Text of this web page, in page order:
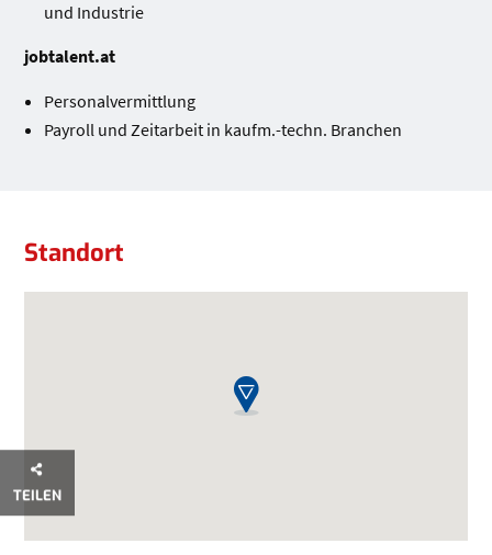
und Industrie
jobtalent.at
Personalvermittlung
Payroll und Zeitarbeit in kaufm.-techn. Branchen
Standort
Standort
TEILEN